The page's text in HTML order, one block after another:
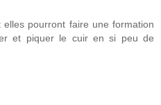
pourront faire une formation
et piquer le cuir en si peu de